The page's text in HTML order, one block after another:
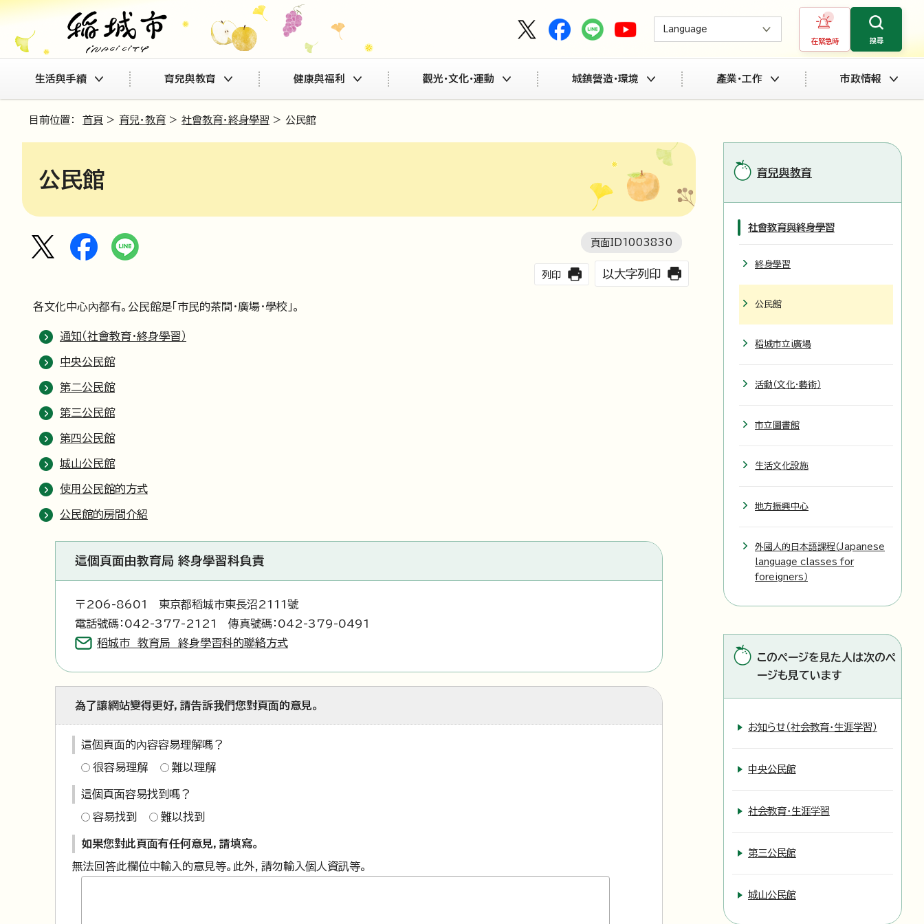
Language
在緊急時 搜尋
生活與手續 育兒與教育 健康與福利 觀光・文化・運動 城鎮營造・環境 產業・工作 市政情報
目前位置： 首頁 > 育兒・教育 > 社會教育・終身學習 > 公民館
公民館
頁面ID1003830
列印 以大字列印
各文化中心內都有。公民館是「市民的茶間・廣場・學校」。
通知（社會教育・終身學習）
中央公民館
第二公民館
第三公民館
第四公民館
城山公民館
使用公民館的方式
公民館的房間介紹
這個頁面由教育局 終身學習科負責
〒206-8601 東京都稻城市東長沼2111號
電話號碼：042-377-2121 傳真號碼：042-379-0491
稻城市 教育局 終身學習科的聯絡方式
為了讓網站變得更好，請告訴我們您對頁面的意見。
這個頁面的內容容易理解嗎？
很容易理解 難以理解
這個頁面容易找到嗎？
容易找到 難以找到
如果您對此頁面有任何意見，請填寫。
無法回答此欄位中輸入的意見等。此外，請勿輸入個人資訊等。
育兒與教育
社會教育與終身學習
終身學習
公民館
稻城市立i廣場
活動（文化・藝術）
市立圖書館
生活文化設施
地方振興中心
外國人的日本語課程（Japanese
language classes for
foreigners）
このページを見た人は次のペ
ージも見ています
お知らせ（社会教育・生涯学習）
中央公民館
社会教育・生涯学習
第三公民館
城山公民館